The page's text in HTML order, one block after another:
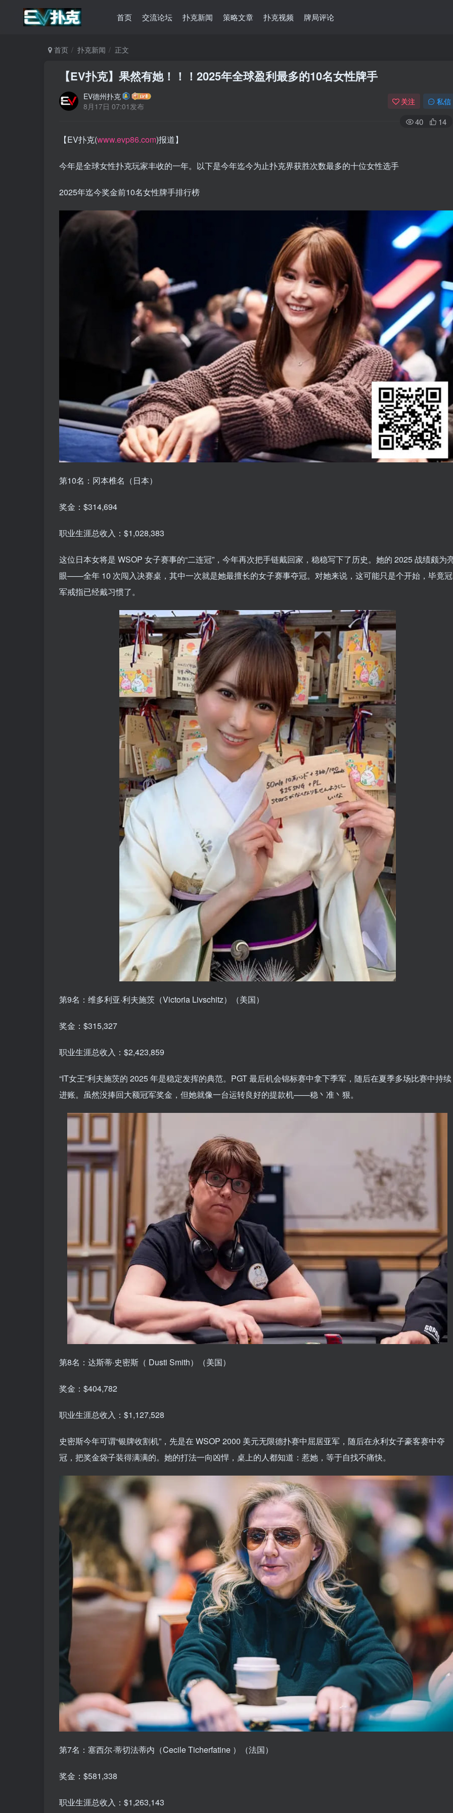
首页 交流论坛 扑克新闻 策略文章 扑克视频 牌局评论
首页 扑克新闻 正文
【EV扑克】果然有她！！！2025年全球盈利最多的10名女性牌手
EV德州扑克
8月17日 07:01发布
关注 私信
40 14
【EV扑克(www.evp86.com)报道】
今年是全球女性扑克玩家丰收的一年。以下是今年迄今为止扑克界获胜次数最多的十位女性选手
2025年迄今奖金前10名女性牌手排行榜
第10名：冈本椎名（日本）
奖金：$314,694
职业生涯总收入：$1,028,383
这位日本女将是 WSOP 女子赛事的“二连冠”，今年再次把手链戴回家，稳稳写下了历史。她的 2025 战绩颇为
眼——全年 10 次闯入决赛桌，其中一次就是她最擅长的女子赛事夺冠。对她来说，这可能只是个开始，毕竟冠
军戒指已经戴习惯了。
第9名：维多利亚·利夫施茨（Victoria Livschitz）（美国）
奖金：$315,327
职业生涯总收入：$2,423,859
“IT女王”利夫施茨的 2025 年是稳定发挥的典范。PGT 最后机会锦标赛中拿下季军，随后在夏季多场比赛中持续
进账。虽然没捧回大额冠军奖金，但她就像一台运转良好的提款机——稳丶准丶狠。
第8名：达斯蒂·史密斯（ Dusti Smith）（美国）
奖金：$404,782
职业生涯总收入：$1,127,528
史密斯今年可谓“银牌收割机”，先是在 WSOP 2000 美元无限德扑赛中屈居亚军，随后在永利女子豪客赛中夺
冠，把奖金袋子装得满满的。她的打法一向凶悍，桌上的人都知道：惹她，等于自找不痛快。
第7名：塞西尔·蒂切法蒂内（Cecile Ticherfatine ）（法国）
奖金：$581,338
职业生涯总收入：$1,263,143